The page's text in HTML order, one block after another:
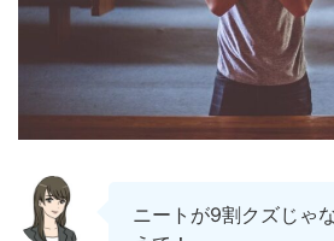
ニートが9割クズじゃ